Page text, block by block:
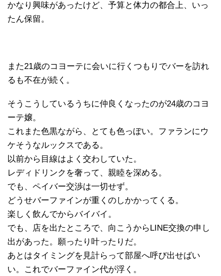
かなり興味があったけど、予算と体力の都合上、いっ
たん保留。
また21歳のコヨーテに会いに行くつもりでバーを訪れ
るも不在が続く。
そうこうしているうちに仲良くなったのが24歳のコヨ
ーテ嬢。
これまた色黒ながら、とても色っぽい。ファランにウ
ケそうなルックスである。
以前から目線はよく交わしていた。
レディドリンクを奢って、親睦を深める。
でも、ペイバー交渉は一切せず。
どうせバーファインが重くのしかかってくる。
楽しく飲んでからバイバイ。
でも、店を出たところで、向こうからLINE交換の申し
出があった。願ったり叶ったりだ。
あとはタイミングを見計らって部屋へ呼び出せばい
い。これでバーファイン代が浮く。